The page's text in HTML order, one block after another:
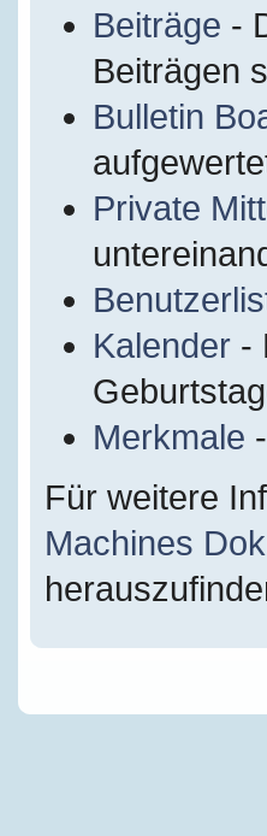
Beiträge -
Beiträgen
Bulletin
Private
Kalender -
Merkmale
Für weitere
Machines